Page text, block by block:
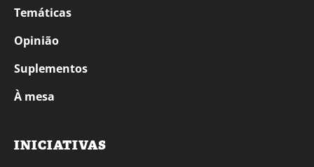
Temáticas
Opinião
Suplementos
À mesa
INICIATIVAS